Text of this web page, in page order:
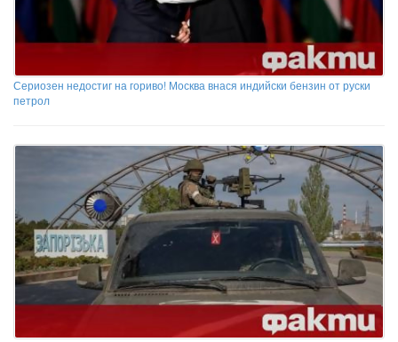
Сериозен недостиг на гориво! Москва внася индийски бензин от руски
петрол